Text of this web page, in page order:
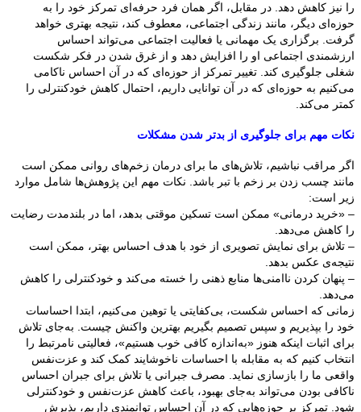
را نیز کاهش دهد. در مقابل، اگر همان فرد حرفه‌ای تمرکز خود را به
حوزه‌ای دیگر، مانند زندگی اجتماعی، معطوف کند، نتیجه بهتری خواهد
گرفت. برگزاری یک مهمانی یا فعالیت اجتماعی می‌تواند احساس
ارزشمندی اجتماعی او را افزایش دهد و از غرق شدن در فکر شکست
شغلی جلوگیری کند. تغییر تمرکز از حوزه‌ای که در آن احساس ناکامی
می‌کنیم به حوزه‌ای که در آن توانایی داریم، احتمال کاهش خودکنترلی را
کمتر می‌کند.
نکات مهم برای جلوگیری از بدتر شدن مشکلات
اگر مراقب نباشیم، تلاش‌های ما برای درمان زخم‌های روانی ممکن است
مانند چسب زدن بر زخم با تبر باشد. نکات مهم این پژوهش‌ها شامل موارد
زیر است:
– «خرید درمانی» ممکن است تسکین موقتی بدهد، اما در بلندمدت رضایت
را کاهش می‌دهد.
– تلاش برای نمایش تصویری از خود با هدف احساس بهتر، ممکن است
نتیجه‌ی عکس بدهد.
– پنهان کردن ناامنی‌ها منابع ذهنی را خسته می‌کند و خودکنترلی را کاهش
می‌دهد.
زمانی که احساس شکست، بی‌کفایتی یا توهین می‌کنیم، ابتدا احساسات
خود را بپذیریم و سپس تصمیم بگیریم بهترین واکنش چیست. به‌جای تلاش
برای اثبات اینکه هنوز «به‌اندازه کافی خوب هستیم»، فعالیتی نامرتبط را
انتخاب کنیم که به مقابله با احساسات ناخوشایند کمک کند و عزت‌نفس
واقعی ما را بازسازی نماید. مصرف جبرانی یا تلاش برای جبران احساس
ناکافی بودن می‌تواند به‌جای بهبود، باعث کاهش عزت‌نفس و خودکنترلی
شود. تمرکز بر حوزه‌هایی که در آن احساس توانمندی داریم، پذیرش